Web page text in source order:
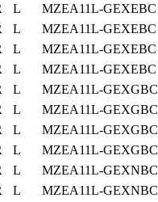
L MZEA11L-GEXEBC
L MZEA11L-GEXEBC
L MZEA11L-GEXEBC
L MZEA11L-GEXEBC
L MZEA11L-GEXGBC
L MZEA11L-GEXGBC
L MZEA11L-GEXGBC
L MZEA11L-GEXGBC
L MZEA11L-GEXNBC
L MZEA11L-GEXNBC